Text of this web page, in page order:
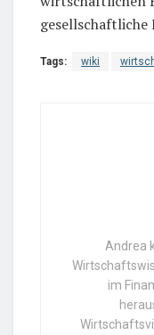
gesellschaftliche
Tags: wiki
Andrea
im